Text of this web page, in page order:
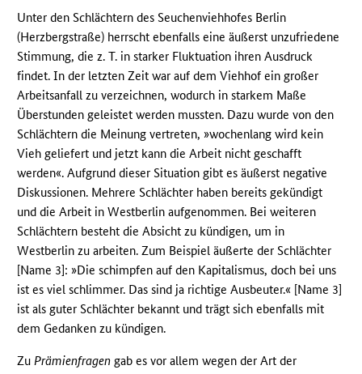
Unter den Schlächtern des Seuchenviehhofes Berlin
(Herzbergstraße) herrscht ebenfalls eine äußerst unzufriedene
Stimmung, die z. T. in starker Fluktuation ihren Ausdruck
findet. In der letzten Zeit war auf dem Viehhof ein großer
Arbeitsanfall zu verzeichnen, wodurch in starkem Maße
Überstunden geleistet werden mussten. Dazu wurde von den
Schlächtern die Meinung vertreten, »wochenlang wird kein
Vieh geliefert und jetzt kann die Arbeit nicht geschafft
werden«. Aufgrund dieser Situation gibt es äußerst negative
Diskussionen. Mehrere Schlächter haben bereits gekündigt
und die Arbeit in Westberlin aufgenommen. Bei weiteren
Schlächtern besteht die Absicht zu kündigen, um in
Westberlin zu arbeiten. Zum Beispiel äußerte der Schlächter
[Name 3]: »Die schimpfen auf den Kapitalismus, doch bei uns
ist es viel schlimmer. Das sind ja richtige Ausbeuter.« [Name 3]
ist als guter Schlächter bekannt und trägt sich ebenfalls mit
dem Gedanken zu kündigen.
ZuPrämienfragen gab es vor allem wegen der Art der